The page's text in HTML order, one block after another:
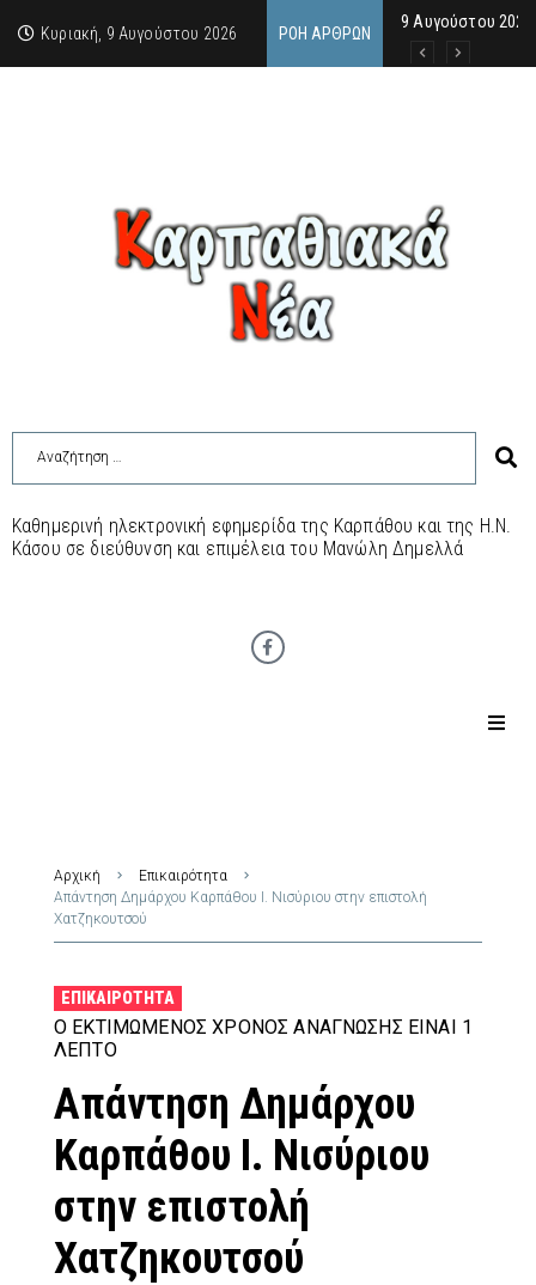
Κυριακή, 9 Αυγούστου 2026 ΡΟΉ ΆΡΘΡΩΝ
9 Αυγούστου
Μιχαέλα Σαρρή:
Από την Πάρο, μια
Καθημερινή ηλεκτρονική εφημερίδα της Καρπάθου και της Η.Ν.
Κάσου σε διεύθυνση και επιμέλεια του Μανώλη Δημελλά
Αρχική
Επικαιρότητα
Απάντηση Δημάρχου Καρπάθου Ι. Νισύριου στην επιστολή
Χατζηκουτσού
ΕΠΙΚΑΙΡΌΤΗΤΑ
Ο ΕΚΤΙΜΏΜΕΝΟΣ ΧΡΌΝΟΣ ΑΝΆΓΝΩΣΗΣ ΕΊΝΑΙ 1
ΛΕΠΤΌ
Απάντηση Δημάρχου
Καρπάθου Ι. Νισύριου
στην επιστολή
Χατζηκουτσού